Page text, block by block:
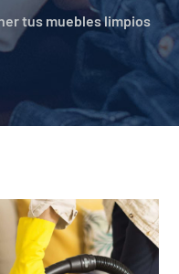
tus muebles limpios